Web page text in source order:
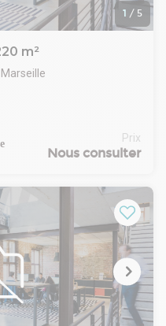
1 / 5
m²
et local du marché de
qu'à la location de
idéalement situés en
pour les amateurs
Prix
Nous consulter